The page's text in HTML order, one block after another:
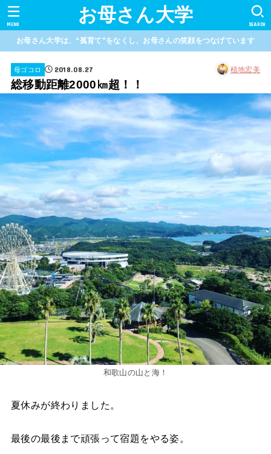
お母さん大学 SEARCH
MENU
お母さん大学は、“孤育て”をなくし、お母さんの笑顔をつなげています
母ゴコロ 2018.08.27 植地宏美
総移動距離2000㎞超！！
和歌山の山と海！
夏休みが終わりました。
最後の最後まで頑張って宿題をやる姿。